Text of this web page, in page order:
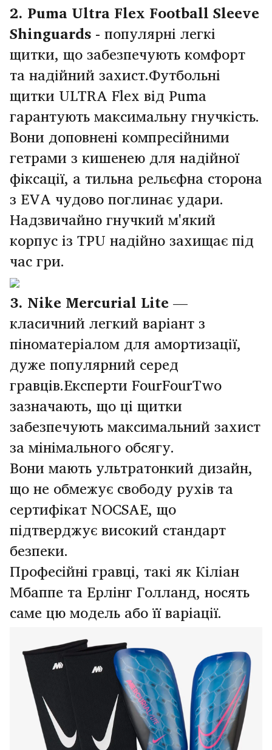
2. Puma Ultra Flex Football Sleeve
Shinguards - популярні легкі
щитки, що забезпечують комфорт
та надійний захист.Футбольні
щитки ULTRA Flex від Puma
гарантують максимальну гнучкість.
Вони доповнені компресійними
гетрами з кишенею для надійної
фіксації, а тильна рельєфна сторона
з EVA чудово поглинає удари.
Надзвичайно гнучкий м'який
корпус із TPU надійно захищає під
час гри.
3. Nike Mercurial Lite —
класичний легкий варіант з
піноматеріалом для амортизації,
дуже популярний серед
гравців.Експерти FourFourTwo
зазначають, що ці щитки
забезпечують максимальний захист
за мінімального обсягу.
Вони мають ультратонкий дизайн,
що не обмежує свободу рухів та
сертифікат NOCSAE, що
підтверджує високий стандарт
безпеки.
Професійні гравці, такі як Кіліан
Мбаппе та Ерлінг Голланд, носять
саме цю модель або її варіації.